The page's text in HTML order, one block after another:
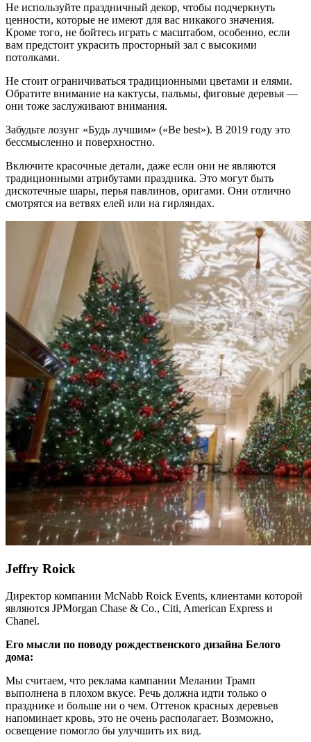
Не используйте праздничный декор, чтобы подчеркнуть
ценности, которые не имеют для вас никакого значения.
Кроме того, не бойтесь играть с масштабом, особенно, если
вам предстоит украсить просторный зал с высокими
потолками.
Не стоит ограничиваться традиционными цветами и елями.
Обратите внимание на кактусы, пальмы, фиговые деревья —
они тоже заслуживают внимания.
Забудьте лозунг «Будь лучшим» («Be best»). В 2019 году это
бессмысленно и поверхностно.
Включите красочные детали, даже если они не являются
традиционными атрибутами праздника. Это могут быть
дискотечные шары, перья павлинов, оригами. Они отлично
смотрятся на ветвях елей или на гирляндах.
Jeffry Roick
Директор компании McNabb Roick Events, клиентами которой
являются JPMorgan Chase & Co., Citi, American Express и
Chanel.
Его мысли по поводу рождественского дизайна Белого
дома:
Мы считаем, что реклама кампании Мелании Трамп
выполнена в плохом вкусе. Речь должна идти только о
празднике и больше ни о чем. Оттенок красных деревьев
напоминает кровь, это не очень располагает. Возможно,
освещение помогло бы улучшить их вид.